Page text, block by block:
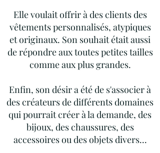
Elle voulait offrir à des clients des
vêtements personnalisés, atypiques
et originaux. Son souhait était aussi
de répondre aux toutes petites tailles
comme aux plus grandes.
Enfin, son désir a été de s'associer à
des créateurs de différents domaines
qui pourrait créer à la demande, des
bijoux, des chaussures, des
accessoires ou des objets divers...